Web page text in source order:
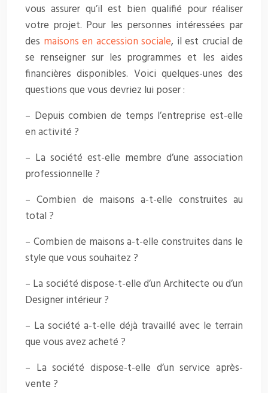
vous assurer qu’il est bien qualifié pour réaliser
votre projet. Pour les personnes intéressées par
des maisons en accession sociale, il est crucial de
se renseigner sur les programmes et les aides
financières disponibles. Voici quelques-unes des
questions que vous devriez lui poser :
– Depuis combien de temps l’entreprise est-elle
en activité ?
– La société est-elle membre d’une association
professionnelle ?
– Combien de maisons a-t-elle construites au
total ?
– Combien de maisons a-t-elle construites dans le
style que vous souhaitez ?
– La société dispose-t-elle d’un Architecte ou d’un
Designer intérieur ?
– La société a-t-elle déjà travaillé avec le terrain
que vous avez acheté ?
– La société dispose-t-elle d’un service après-
vente ?